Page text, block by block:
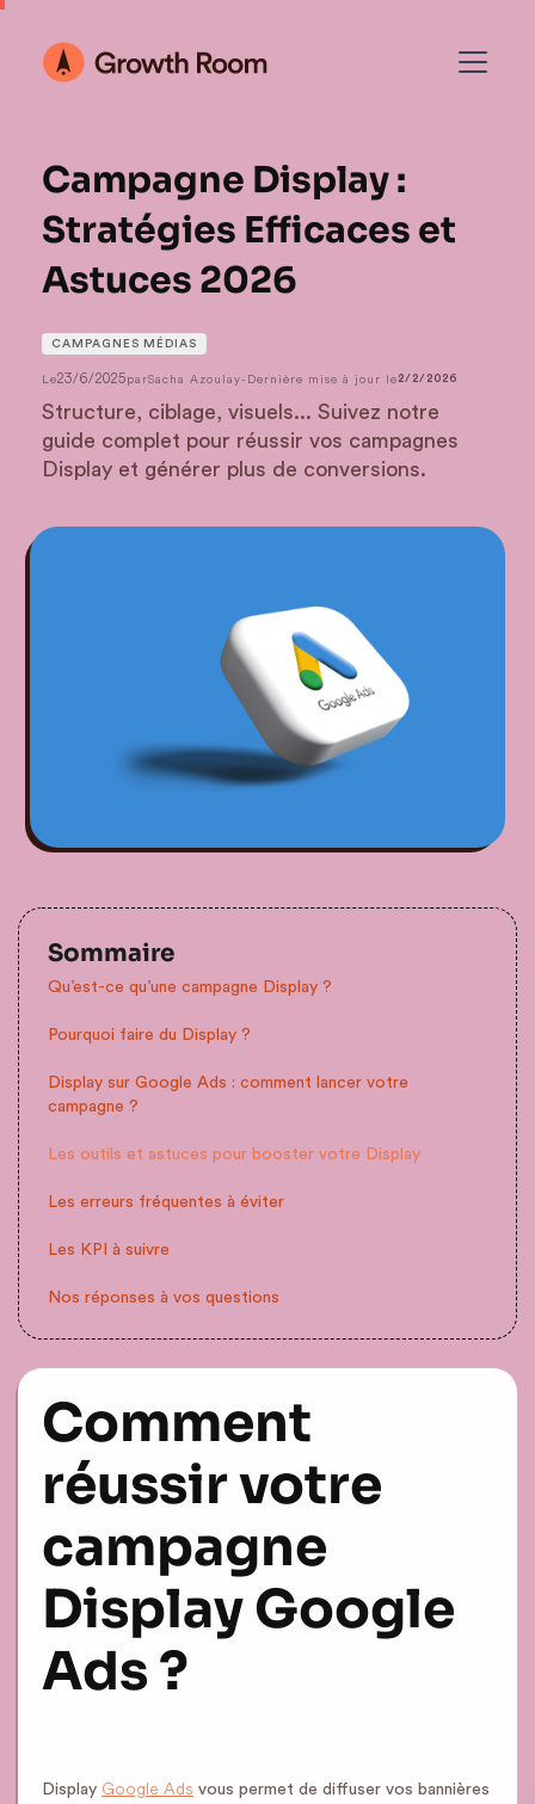
Campagne Display :
Stratégies Efficaces et
Astuces 2026
CAMPAGNES MÉDIAS
Le23/6/2025parSacha Azoulay- Dernière mise à jour le 2/2/2026
Structure, ciblage, visuels... Suivez notre
guide complet pour réussir vos campagnes
Display et générer plus de conversions.
Sommaire
Qu’est-ce qu’une campagne Display ?
Pourquoi faire du Display ?
Display sur Google Ads : comment lancer votre
campagne ?
Les outils et astuces pour booster votre Display
Les erreurs fréquentes à éviter
Les KPI à suivre
Nos réponses à vos questions
Comment
réussir votre
campagne
Display Google
Ads ?
Display Google Ads vous permet de diffuser vos bannières